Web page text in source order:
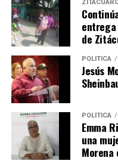
Las boletas y
documentación electoral
son auténticas e
infalsificables: INE
2 junio, 2024
entrega
de
POLÍTICA
Jesús
POLÍTICA
Emma
una
Morena